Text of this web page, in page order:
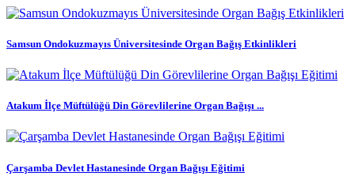
Samsun Ondokuzmayıs Üniversitesinde Organ Bağış Etkinlikleri
Atakum İlçe Müftülüğü Din Görevlilerine Organ Bağışı ...
Çarşamba Devlet Hastanesinde Organ Bağışı Eğitimi